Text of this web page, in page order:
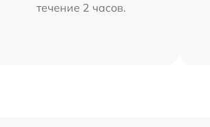
течение 2 часов.